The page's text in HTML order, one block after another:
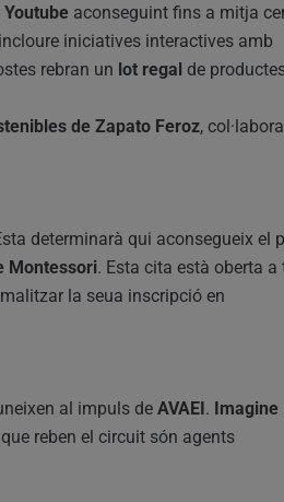
Youtube aconseguint fins a mitja
iniciatives interactives amb
rebran un lot regal de
de Zapato Feroz,
determinarà qui aconsegueix el
Montessori. Esta cita està oberta a
la seua inscripció en
al impuls de AVAEI. Imagine
que reben el circuit són agents